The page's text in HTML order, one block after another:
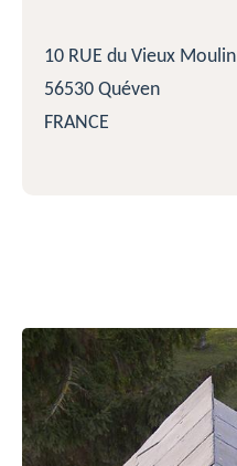
10 RUE du Vieux Moulin
56530 Quéven
FRANCE